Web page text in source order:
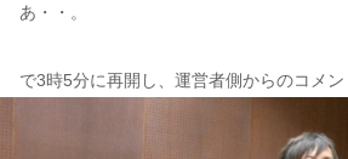
あ・・。
で3時5分に再開し、運営者側からのコメン